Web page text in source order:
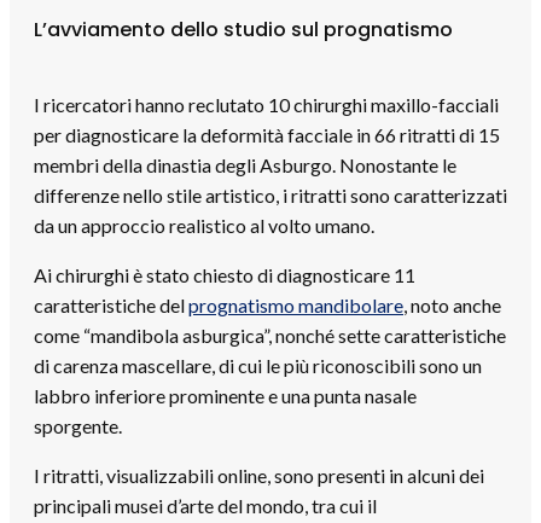
L’avviamento dello studio sul prognatismo
I ricercatori hanno reclutato 10 chirurghi maxillo-facciali
per diagnosticare la deformità facciale in 66 ritratti di 15
membri della dinastia degli Asburgo. Nonostante le
differenze nello stile artistico, i ritratti sono caratterizzati
da un approccio realistico al volto umano.
Ai chirurghi è stato chiesto di diagnosticare 11
caratteristiche delprognatismo mandibolare, noto anche
come “mandibola asburgica”, nonché sette caratteristiche
di carenza mascellare, di cui le più riconoscibili sono un
labbro inferiore prominente e una punta nasale
sporgente.
I ritratti, visualizzabili online, sono presenti in alcuni dei
principali musei d’arte del mondo, tra cui il